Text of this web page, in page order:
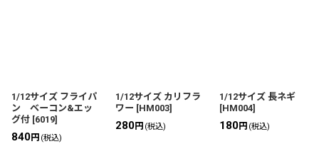
1/12サイズ フライパ
ン ベーコン&エッ
グ付 [6019]
840円 (税込)
1/12サイズ カリフラ
ワー [HM003]
280円 (税込)
1/12サイズ 長ネギ
[HM004]
180円 (税込)